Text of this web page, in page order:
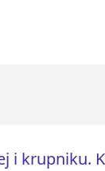
i krupniku.